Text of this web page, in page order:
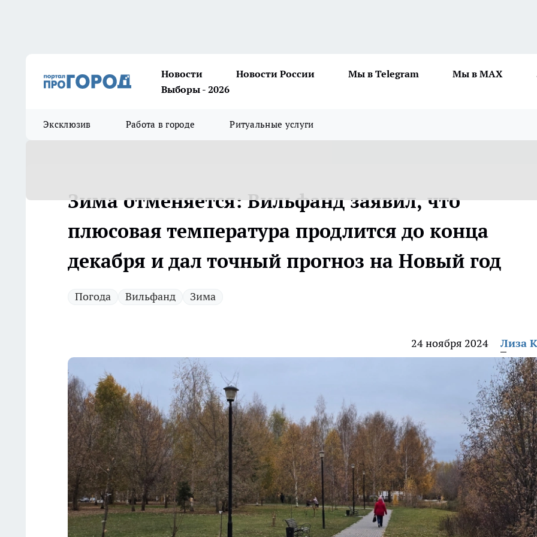
Новости Новости России Мы в Telegram Мы в MAX
Выборы - 2026
Эксклюзив Работа в городе Ритуальные услуги
Зима отменяется: Вильфанд заявил, что
плюсовая температура продлится до конца
декабря и дал точный прогноз на Новый год
Погода Вильфанд Зима
24 ноября 2024 Лиза